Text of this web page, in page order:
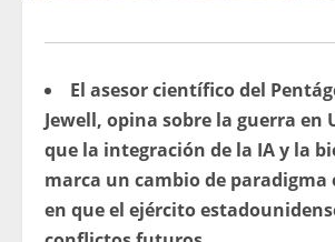
El asesor científico del
Jewell, opina sobre la guerra en
que la integración de la IA y la
marca un cambio de paradigma
en que el ejército